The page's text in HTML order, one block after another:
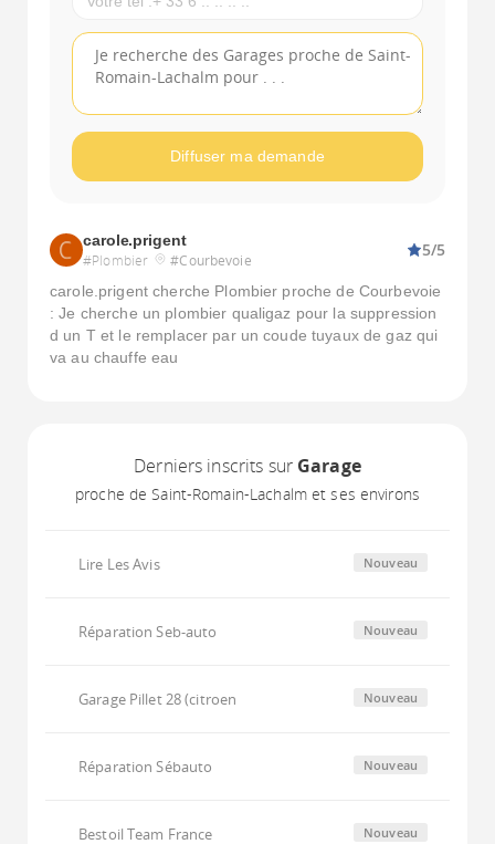
Diffuser ma demande
carole.prigent
#Plombier #Courbevoie
5/5
carole.prigent cherche Plombier proche de Courbevoie
: Je cherche un plombier qualigaz pour la suppression
d un T et le remplacer par un coude tuyaux de gaz qui
va au chauffe eau
Derniers inscrits sur Garage
proche de Saint-Romain-Lachalm et ses environs
Lire Les Avis Nouveau
Réparation Seb-auto Nouveau
Garage Pillet 28 (citroen Nouveau
Réparation Sébauto Nouveau
Bestoil Team France Nouveau